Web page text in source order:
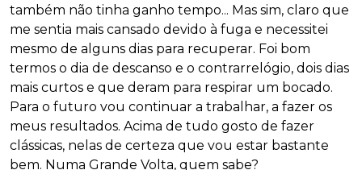
também não tinha ganho tempo... Mas sim, claro que
me sentia mais cansado devido à fuga e necessitei
mesmo de alguns dias para recuperar. Foi bom
termos o dia de descanso e o contrarrelógio, dois dias
mais curtos e que deram para respirar um bocado.
Para o futuro vou continuar a trabalhar, a fazer os
meus resultados. Acima de tudo gosto de fazer
clássicas, nelas de certeza que vou estar bastante
bem. Numa Grande Volta, quem sabe?